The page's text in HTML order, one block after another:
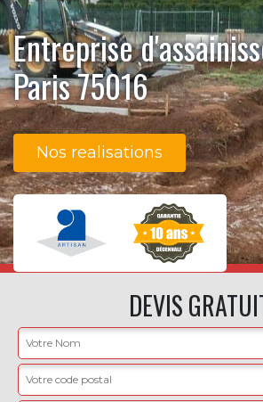
Entreprise
Paris 75016
Nos realisations
DEVIS